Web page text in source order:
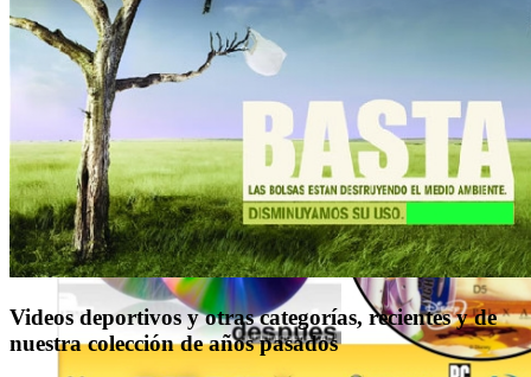
Videos deportivos y otras categorías, recientes y de
nuestra colección de años pasados